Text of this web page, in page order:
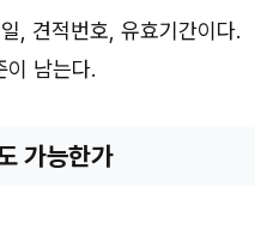
, 견적번호, 유효기간이다.
이 남는다.
가능한가